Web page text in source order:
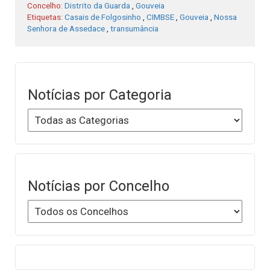
Concelho: Distrito da Guarda
Gouveia
Etiquetas: Casais de Folgosinho CIMBSE Gouveia
Nossa
Senhora de Assedace transumância
Notícias por Categoria
Notícias por Concelho